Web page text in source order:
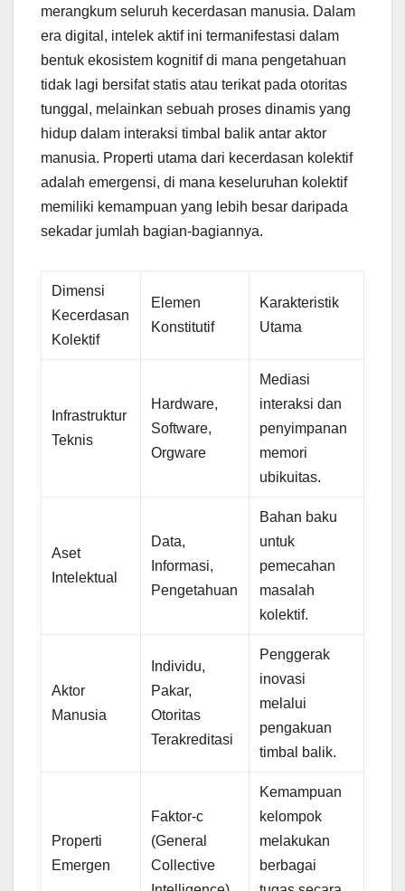
merangkum seluruh kecerdasan manusia. Dalam
era digital, intelek aktif ini termanifestasi dalam
bentuk ekosistem kognitif di mana pengetahuan
tidak lagi bersifat statis atau terikat pada otoritas
tunggal, melainkan sebuah proses dinamis yang
hidup dalam interaksi timbal balik antar aktor
manusia. Properti utama dari kecerdasan kolektif
adalah emergensi, di mana keseluruhan kolektif
memiliki kemampuan yang lebih besar daripada
sekadar jumlah bagian-bagiannya.
Dimensi
Kecerdasan
Kolektif
Elemen
Konstitutif
Karakteristik
Utama
Infrastruktur
Teknis
Hardware,
Software,
Orgware
Mediasi
interaksi dan
penyimpanan
memori
ubikuitas.
Aset
Intelektual
Data,
Informasi,
Pengetahuan
Bahan baku
untuk
pemecahan
masalah
kolektif.
Aktor
Manusia
Individu,
Pakar,
Otoritas
Terakreditasi
Penggerak
inovasi
melalui
pengakuan
timbal balik.
Properti
Emergen
Faktor-c
(General
Collective
Kemampuan
kelompok
melakukan
berbagai